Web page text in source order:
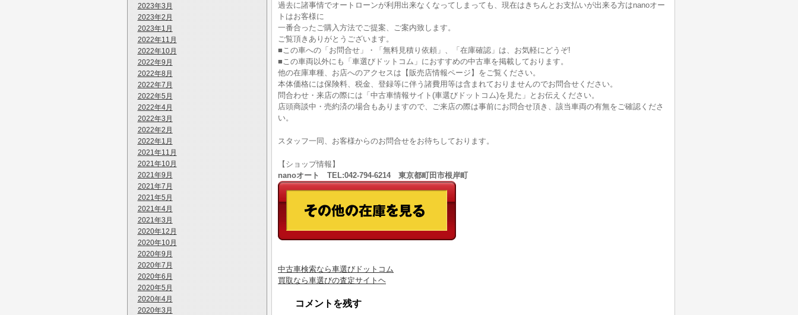
2023年3月
2023年2月
2023年1月
2022年11月
2022年10月
2022年9月
2022年8月
2022年7月
2022年5月
2022年4月
2022年3月
2022年2月
2022年1月
2021年11月
2021年10月
2021年9月
2021年7月
2021年5月
2021年4月
2021年3月
2020年12月
2020年10月
2020年9月
2020年7月
2020年6月
2020年5月
2020年4月
2020年3月
過去に諸事情でオートローンが利用出来なくなってしまっても、現在はきちんとお支払いが出来る方はnanoオー
トはお客様に
一番合ったご購入方法でご提案、ご案内致します。
ご覧頂きありがとうございます。
■この車への「お問合せ」・「無料見積り依頼」、「在庫確認」は、お気軽にどうぞ!
■この車両以外にも「車選びドットコム」におすすめの中古車を掲載しております。
他の在庫車種、お店へのアクセスは【販売店情報ページ】をご覧ください。
本体価格には保険料、税金、登録等に伴う諸費用等は含まれておりませんのでお問合せください。
問合わせ・来店の際には「中古車情報サイト(車選びドットコム)を見た」とお伝えください。
店頭商談中・売約済の場合もありますので、ご来店の際は事前にお問合せ頂き、該当車両の有無をご確認くださ
い。
スタッフ一同、お客様からのお問合せをお待ちしております。
【ショップ情報】
nanoオート TEL:042-794-6214 東京都町田市根岸町
中古車検索なら車選びドットコム
買取なら車選びの査定サイトヘ
コメントを残す